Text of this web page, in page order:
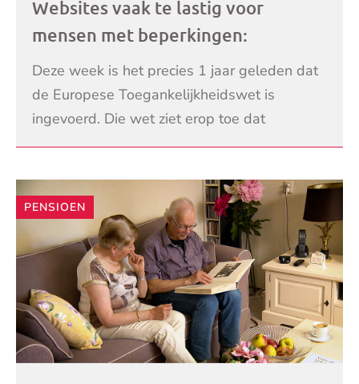
Websites vaak te lastig voor
mensen met beperkingen:
‘Toegankelijkheid neemt toe, maar
er is nog veel meer te halen’
Deze week is het precies 1 jaar geleden dat
de Europese Toegankelijkheidswet is
ingevoerd. Die wet ziet erop toe dat
websites ook toegankelijk zijn voor mensen
LEES VERDER
PENSIOEN